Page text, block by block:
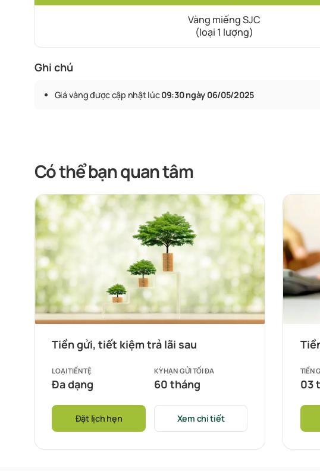
Vàng miếng SJC
(loại 1 lượng)
Ghi chú
Giá vàng được cập nhật lúc09:30 ngày 06/05/2025
Có thể bạn quan tâm
Tiền gửi, tiết kiệm trả lãi sau
LOẠI TIỀN TỆ
Đa dạng
KỲ HẠN GỬI TỐI ĐA
60 tháng
Đặt lịch hẹn Xem chi tiết
TIỀN
03